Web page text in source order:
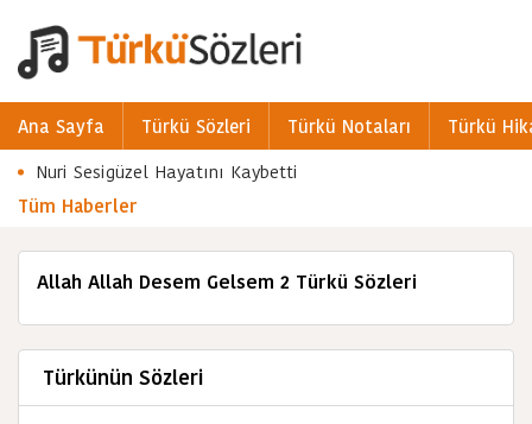
Ana Sayfa Türkü Sözleri Türkü Notaları
Türkü
Nuri Sesigüzel Hayatını Kaybetti
Tüm Haberler
Allah Allah Desem Gelsem 2 Türkü Sözleri
Türkünün Sözleri